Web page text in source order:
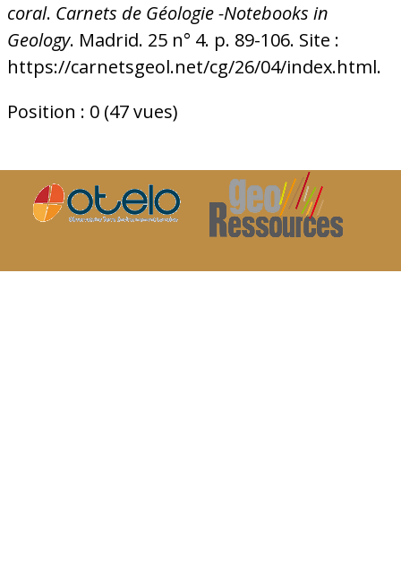
coral. Carnets de Géologie -Notebooks in
Geology. Madrid. 25 n° 4. p. 89-106. Site :
https://carnetsgeol.net/cg/26/04/index.html.
Position : 0(47vues)